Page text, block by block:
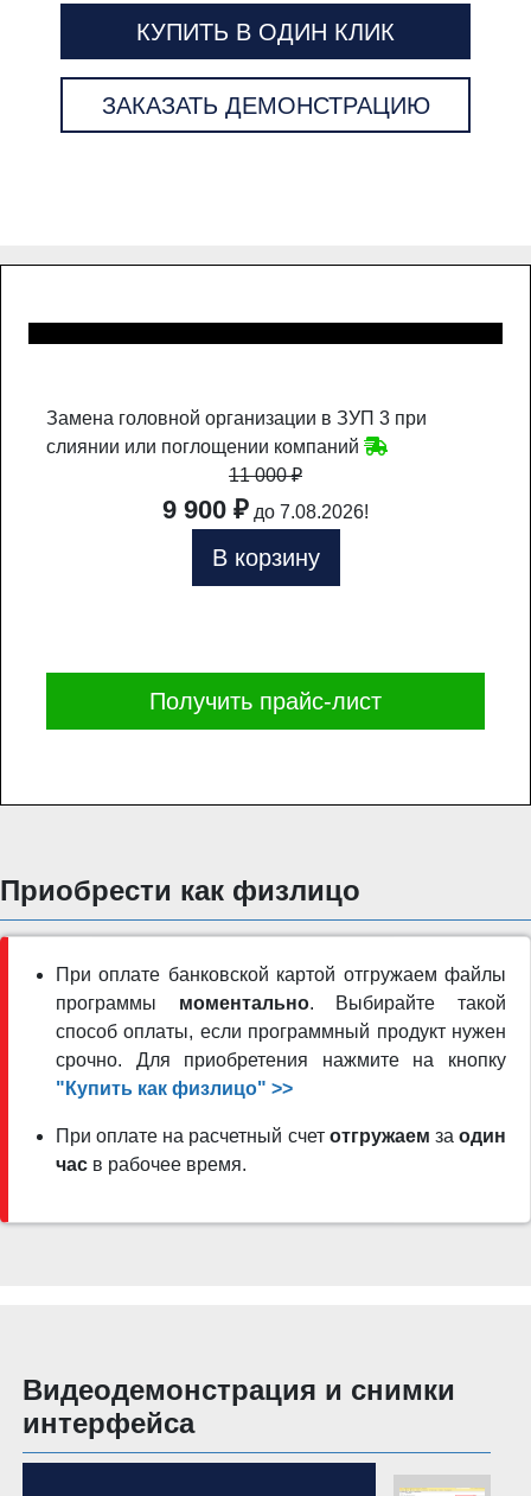
КУПИТЬ В ОДИН КЛИК
ЗАКАЗАТЬ ДЕМОНСТРАЦИЮ
Замена головной организации в ЗУП 3 при
слиянии или поглощении компаний
11 000₽
9 900 ₽ до 7.08.2026!
В корзину
Получить прайс-лист
Приобрести как физлицо
При оплате банковской картой отгружаем файлы
программы моментально. Выбирайте такой
способ оплаты, если программный продукт нужен
срочно. Для приобретения нажмите на кнопку
"Купить как физлицо" >>
При оплате на расчетный счет отгружаем заодин
час в рабочее время.
Видеодемонстрация и снимки
интерфейса